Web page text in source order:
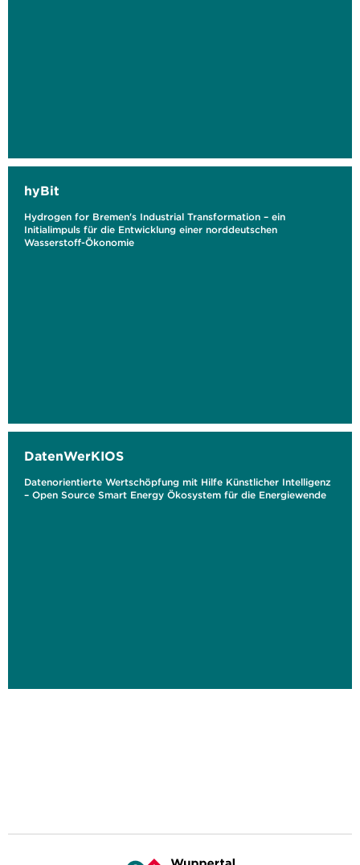
hyBit
Hydrogen for Bremen's Industrial Transformation – ein
Initialimpuls für die Entwicklung einer norddeutschen
Wasserstoff-Ökonomie
DatenWerKIOS
Datenorientierte Wertschöpfung mit Hilfe Künstlicher Intelligenz
– Open Source Smart Energy Ökosystem für die Energiewende